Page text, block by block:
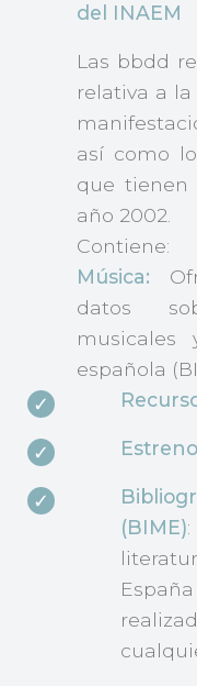
del INAEM
Las bbdd
relativa a
así como
que tienen
año 2002.
Contiene:
Música:
datos
musicales
española
(BIME)